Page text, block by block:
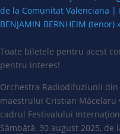
de la Comunitat Valenciana |
BENJAMIN BERNHEIM (tenor)
Toate biletele pentru acest
pentru interes!
Orchestra Radiodifuziunii din
maestrului Cristian
cadrul Festivalului
Sâmbătă, 30 august 2025, de